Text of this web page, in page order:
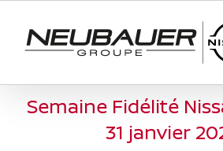
contenu
Semaine Fidélité
31 janvier